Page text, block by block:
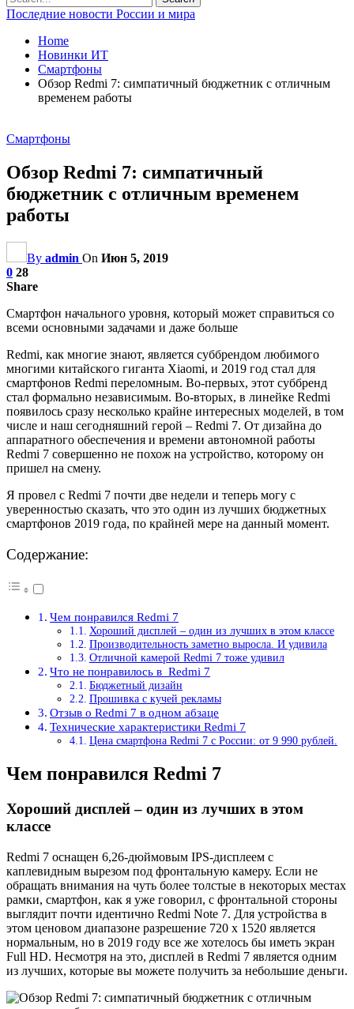
Последние новости России и мира
Home
Новинки ИТ
Смартфоны
Обзор Redmi 7: симпатичный бюджетник с отличным
временем работы
Смартфоны
Обзор Redmi 7: симпатичный
бюджетник с отличным временем
работы
By admin On Июн 5, 2019
0 28
Share
Смартфон начального уровня, который может справиться со
всеми основными задачами и даже больше
Redmi, как многие знают, является суббрендом любимого
многими китайского гиганта Xiaomi, и 2019 год стал для
смартфонов Redmi переломным. Во-первых, этот суббренд
стал формально независимым. Во-вторых, в линейке Redmi
появилось сразу несколько крайне интересных моделей, в том
числе и наш сегодняшний герой – Redmi 7. От дизайна до
аппаратного обеспечения и времени автономной работы
Redmi 7 совершенно не похож на устройство, которому он
пришел на смену.
Я провел с Redmi 7 почти две недели и теперь могу с
уверенностью сказать, что это один из лучших бюджетных
смартфонов 2019 года, по крайней мере на данный момент.
Содержание:
Чем понравился Redmi 7
Хороший дисплей – один из лучших в этом классе
Производительность заметно выросла. И удивила
Отличной камерой Redmi 7 тоже удивил
Что не понравилось в Redmi 7
Бюджетный дизайн
Прошивка с кучей рекламы
Отзыв о Redmi 7 в одном абзаце
Технические характеристики Redmi 7
Цена смартфона Redmi 7 с России: от 9 990 рублей.
Чем понравился Redmi 7
Хороший дисплей – один из лучших в этом
классе
Redmi 7 оснащен 6,26-дюймовым IPS-дисплеем с
каплевидным вырезом под фронтальную камеру. Если не
обращать внимания на чуть более толстые в некоторых местах
рамки, смартфон, как я уже говорил, с фронтальной стороны
выглядит почти идентично Redmi Note 7. Для устройства в
этом ценовом диапазоне разрешение 720 x 1520 является
нормальным, но в 2019 году все же хотелось бы иметь экран
Full HD. Несмотря на это, дисплей в Redmi 7 является одним
из лучших, которые вы можете получить за небольшие деньги.